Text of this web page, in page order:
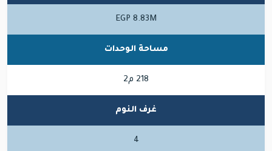
EGP 8.83M
مساحة الوحدات
218 م2
غرف النوم
4